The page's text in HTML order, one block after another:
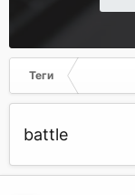
Теги
battle